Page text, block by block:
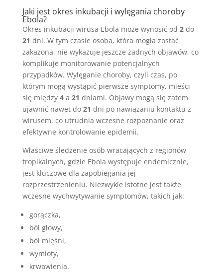
Jaki jest okres inkubacji i wylęgania choroby
Ebola?
Okres inkubacji wirusa Ebola może wynosić od 2do
21 dni. W tym czasie osoba, która mogła zostać
zakażona, nie wykazuje jeszcze żadnych objawów, co
komplikuje monitorowanie potencjalnych
przypadków. Wylęganie choroby, czyli czas, po
którym mogą wystąpić pierwsze symptomy, mieści
się między 4a 21 dniami. Objawy mogą się zatem
ujawnić nawet do 21 dni po nawiązaniu kontaktu z
wirusem, co utrudnia wczesne rozpoznanie oraz
efektywne kontrolowanie epidemii.
Właściwe śledzenie osób wracających z regionów
tropikalnych, gdzie Ebola występuje endemicznie,
jest kluczowe dla zapobiegania jej
rozprzestrzenieniu. Niezwykle istotne jest także
wczesne wychwytywanie symptomów, takich jak:
gorączka,
ból głowy,
ból mięśni,
wymioty,
krwawienia.